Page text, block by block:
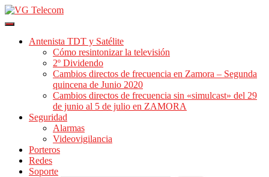
Cambiar
navegación
Antenista TDT y Satélite
Cómo resintonizar la televisión
2º Dividendo
Cambios directos de frecuencia en Zamora – Segunda
quincena de Junio 2020
Cambios directos de frecuencia sin «simulcast» del 29
de junio al 5 de julio en ZAMORA
Seguridad
Alarmas
Videovigilancia
Porteros
Redes
Soporte